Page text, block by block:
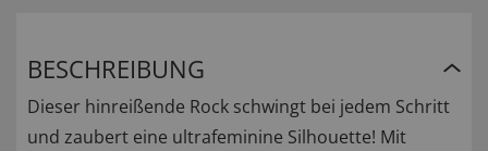
BESCHREIBUNG
Dieser hinreißende Rock schwingt bei jedem Schritt
und zaubert eine ultrafeminine Silhouette! Mit